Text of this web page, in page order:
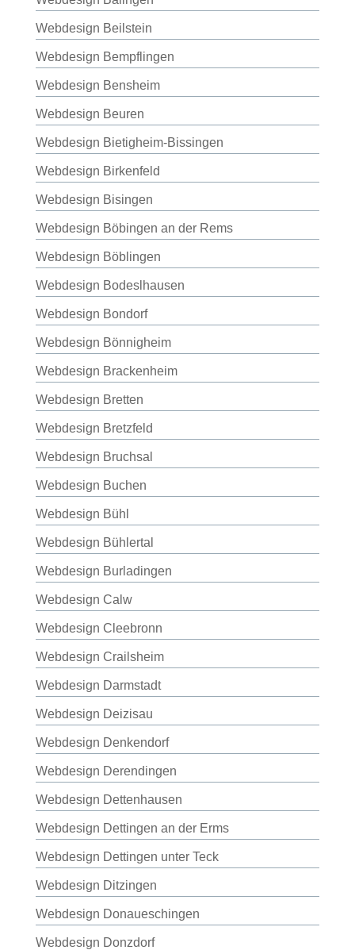
Webdesign Beilstein
Webdesign Bempflingen
Webdesign Bensheim
Webdesign Beuren
Webdesign Bietigheim-Bissingen
Webdesign Birkenfeld
Webdesign Bisingen
Webdesign Böbingen an der Rems
Webdesign Böblingen
Webdesign Bodeslhausen
Webdesign Bondorf
Webdesign Bönnigheim
Webdesign Brackenheim
Webdesign Bretten
Webdesign Bretzfeld
Webdesign Bruchsal
Webdesign Buchen
Webdesign Bühl
Webdesign Bühlertal
Webdesign Burladingen
Webdesign Calw
Webdesign Cleebronn
Webdesign Crailsheim
Webdesign Darmstadt
Webdesign Deizisau
Webdesign Denkendorf
Webdesign Derendingen
Webdesign Dettenhausen
Webdesign Dettingen an der Erms
Webdesign Dettingen unter Teck
Webdesign Ditzingen
Webdesign Donaueschingen
Webdesign Donzdorf